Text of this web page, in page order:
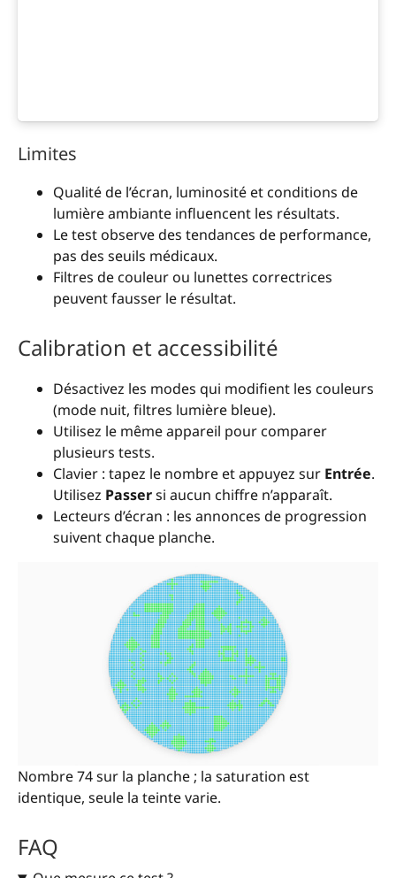
Limites
Qualité de l’écran, luminosité et conditions de
lumière ambiante influencent les résultats.
Le test observe des tendances de performance,
pas des seuils médicaux.
Filtres de couleur ou lunettes correctrices
peuvent fausser le résultat.
Calibration et accessibilité
Désactivez les modes qui modifient les couleurs
(mode nuit, filtres lumière bleue).
Utilisez le même appareil pour comparer
plusieurs tests.
Clavier : tapez le nombre et appuyez sur Entrée.
Utilisez Passersi aucun chiffre n’apparaît.
Lecteurs d’écran : les annonces de progression
suivent chaque planche.
Nombre 74 sur la planche ; la saturation est
identique, seule la teinte varie.
FAQ